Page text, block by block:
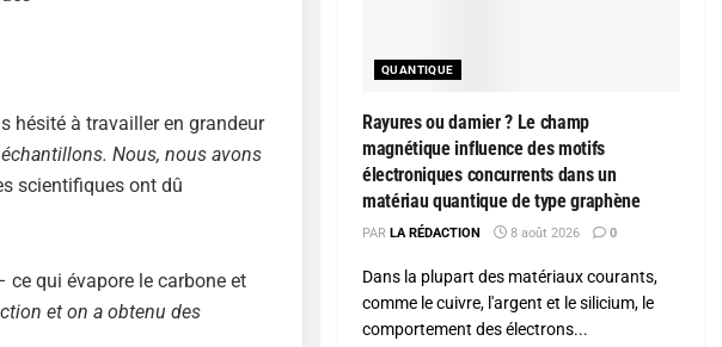
hésité à travailler en grandeur
Nous, nous avons
scientifiques ont dû
qui évapore le carbone et
et on a obtenu des
QUANTIQUE
Rayures ou damier ? Le champ
magnétique influence des motifs
électroniques concurrents dans un
matériau quantique de type graphène
PAR LA RÉDACTION 8 août 2026 0
Dans la plupart des matériaux courants,
comme le cuivre, l'argent et le silicium, le
comportement des électrons...